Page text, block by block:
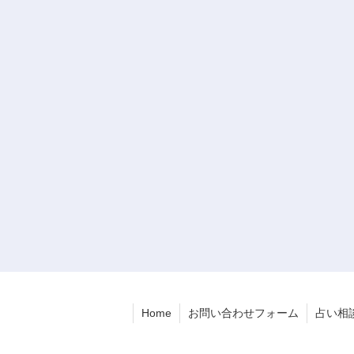
Home お問い合わせフォーム 占い相